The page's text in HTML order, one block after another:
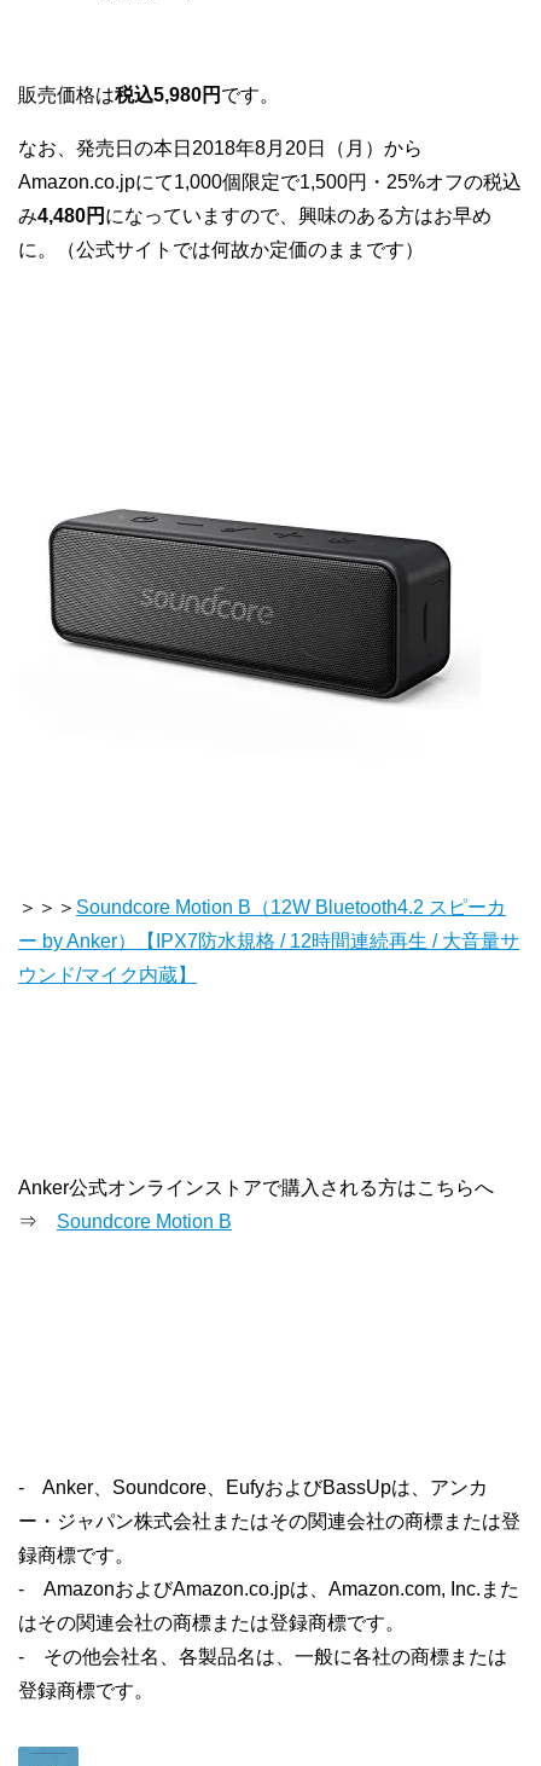
販売価格は税込5,980円 です。
なお、発売日の本日2018年8月20日（月）から
Amazon.co.jpにて1,000個限定で1,500円・25%オフの税込
み4,480円 になっていますので、興味のある方はお早め
に。（公式サイトでは何故か定価のままです）
＞＞＞ Soundcore Motion B（12W Bluetooth4.2 スピーカ
ー by Anker）【IPX7防水規格 / 12時間連続再生 / 大音量サ
ウンド/マイク内蔵】
Anker公式オンラインストアで購入される方はこちらへ
⇒ Soundcore Motion B
- Anker、Soundcore、EufyおよびBassUpは、アンカ
ー・ジャパン株式会社またはその関連会社の商標または登
録商標です。
- AmazonおよびAmazon.co.jpは、Amazon.com, Inc.また
はその関連会社の商標または登録商標です。
- その他会社名、各製品名は、一般に各社の商標または
登録商標です。